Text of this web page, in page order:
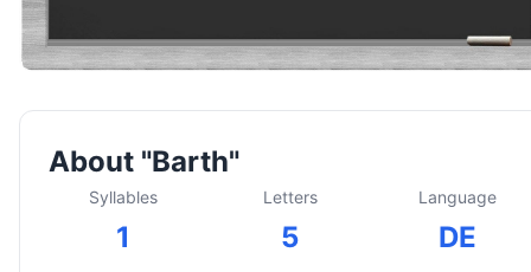
About "Barth"
Syllables
1
Letters
5
Language
DE